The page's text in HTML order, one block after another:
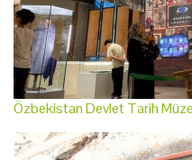
Özbekistan Devlet Tarih